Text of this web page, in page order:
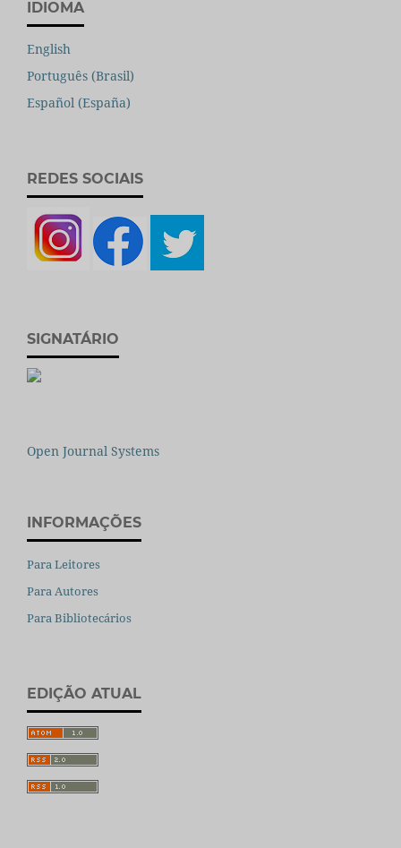
IDIOMA
English
Português (Brasil)
Español (España)
REDES SOCIAIS
SIGNATÁRIO
Open Journal Systems
INFORMAÇÕES
Para Leitores
Para Autores
Para Bibliotecários
EDIÇÃO ATUAL